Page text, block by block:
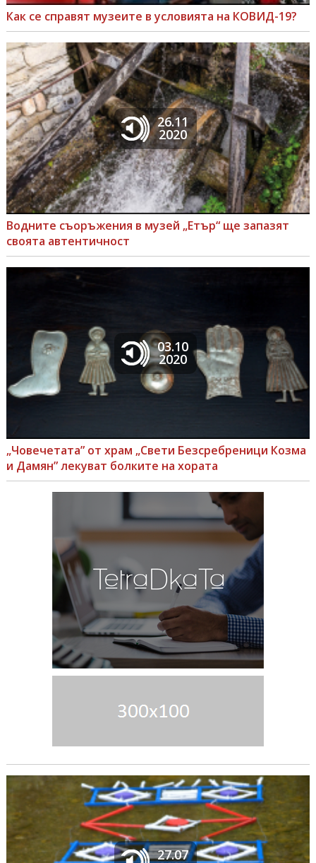
Как се справят музеите в условията на КОВИД-19?
26.11
2020
Водните съоръжения в музей „Етър“ ще запазят
своята автентичност
03.10
2020
„Човечетата” от храм „Свети Безсребреници Козма
и Дамян” лекуват болките на хората
27.07